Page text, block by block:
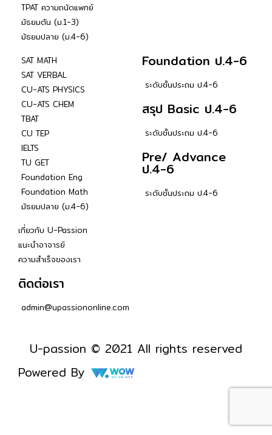
TPAT ความถนัดแพทย์
มัธยมต้น (ม.1-3)
มัธยมปลาย (ม.4-6)
SAT MATH
SAT VERBAL
CU-ATS PHYSICS
CU-ATS CHEM
TBAT
CU TEP
IELTS
TU GET
Foundation Eng
Foundation Math
มัธยมปลาย (ม.4-6)
Foundation ป.4-6
ระดับชั้นประถม ป.4-6
สรุป Basic ป.4-6
ระดับชั้นประถม ป.4-6
Pre/ Advance
ป.4-6
ระดับชั้นประถม ป.4-6
เกี่ยวกับ U-Passion
แนะนำอาจารย์
ความสำเร็จของเรา
ติดต่อเรา
admin@upassiononline.com
U-passion © 2021 All rights reserved
Powered By